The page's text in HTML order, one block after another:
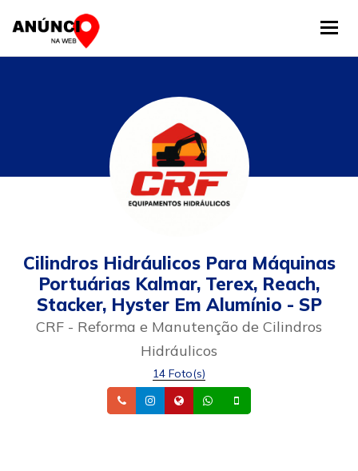
Cilindros Hidráulicos Para Máquinas
Portuárias Kalmar, Terex, Reach,
Stacker, Hyster Em Alumínio - SP
CRF - Reforma e Manutenção de Cilindros
Hidráulicos
14 Foto(s)
TelefoneInstagram
Site Whatsapp